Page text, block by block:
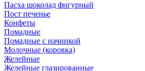
Пасха шоколад фигурный
Пост печенье
Конфеты
Помадные
Помадные с начинкой
Молочные (коровка)
Желейные
Желейные глазированные